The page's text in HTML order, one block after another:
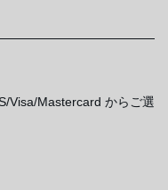
Visa/Mastercard からご選